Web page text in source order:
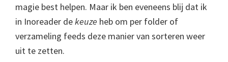
magie best helpen. Maar ik ben eveneens blij dat ik
in Inoreader dekeuze heb om per folder of
verzameling feeds deze manier van sorteren weer
uit te zetten.